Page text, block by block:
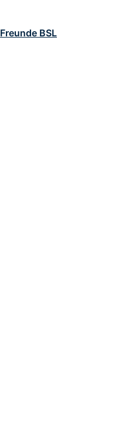
Freunde BSL